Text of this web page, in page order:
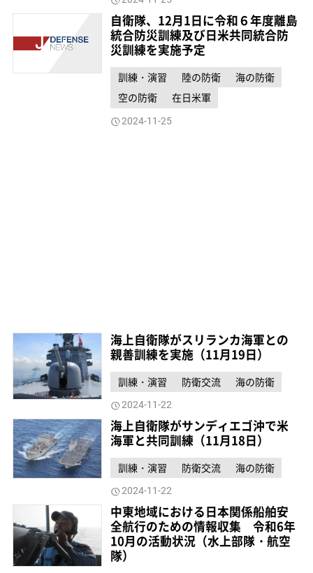
自衛隊、12月1日に令和６年度離島
統合防災訓練及び日米共同統合防
災訓練を実施予定
訓練・演習 陸の防衛
海の防衛
空の防衛
在日米軍
2024-11-25
海上自衛隊がスリランカ海軍との
親善訓練を実施（11月19日）
訓練・演習 防衛交流 海の防衛
2024-11-22
海上自衛隊がサンディエゴ沖で米
海軍と共同訓練（11月18日）
訓練・演習 防衛交流 海の防衛
2024-11-22
中東地域における日本関係船舶安
全航行のための情報収集 令和6年
10月の活動状況（水上部隊・航空
隊）